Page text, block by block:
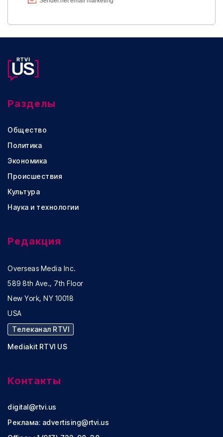
Разделы
Общество
Политика
Экономика
Происшествия
Культура
Наука и технологии
Редакция
Overseas Media Inc.
589 8th Ave., 7th Floor
New York, NY 10018
USA
Телеканал RTVI
Mediakit RTVI US
Контакты
digital@rtvi.us
Реклама: advertising@rtvi.us